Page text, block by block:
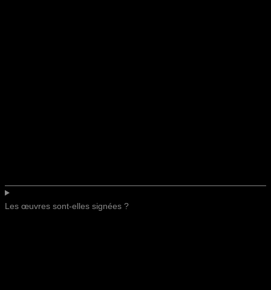
Les œuvres sont-elles signées ?